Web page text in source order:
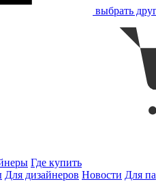
выбрать
Где купить
Для дизайнеров Новости Для